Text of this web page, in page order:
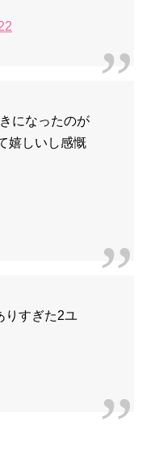
になったのが
嬉しいし感慨
りすぎた2ユ